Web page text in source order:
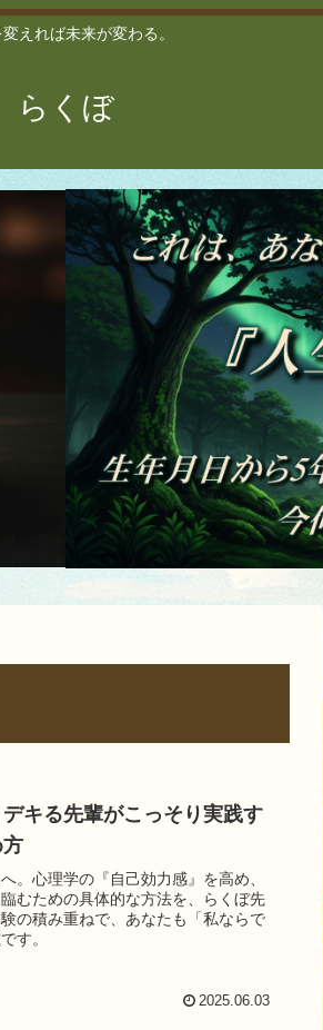
えれば未来が変わる。
らくぼ
キる先輩がこっそり実践す
。心理学の『自己効力感』を高め、
むための具体的な方法を、らくぼ先
の積み重ねで、あなたも「私ならで
す。
2025.06.03